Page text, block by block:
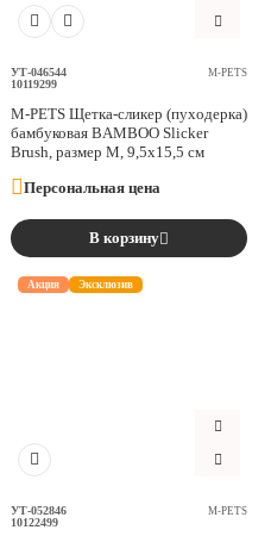
УТ-046544
10119299
M-PETS
M-PETS Щетка-сликер (пуходерка)
бамбуковая BAMBOO Slicker
Brush, размер М, 9,5x15,5 см
Персональная цена
В корзину
Акция Эксклюзив
УТ-052846
10122499
M-PETS